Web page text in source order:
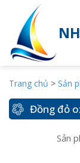
Trang chủ > Sản
Đồng đỏ
Sản